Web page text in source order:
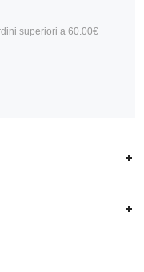
superiori a 60.00€